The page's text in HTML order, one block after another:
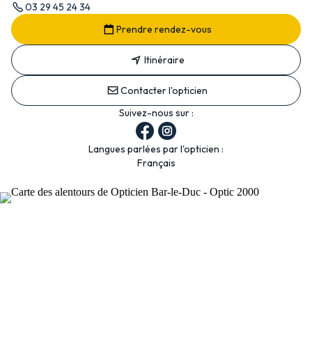
03 29 45 24 34
Prendre rendez-vous
Itinéraire
Contacter l'opticien
Suivez-nous sur :
Langues parlées par l'opticien :
Français